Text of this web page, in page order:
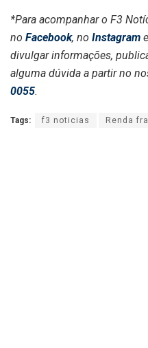
*Para acompanhar o F3
no Facebook, no Instagram
divulgar informações,
alguma dúvida a partir no
0055.
Tags: f3 noticias Renda